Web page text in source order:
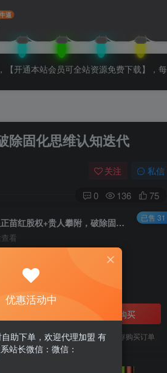
牛逼
开通本站会员可全站资源免费下载】，
除固化思维认知迭代
关注 私信
0 136 75
未来十年财富突围密码：根正苗红股权+贵人攀附，破除固化思维认知迭代
看
立即购买
当前未登录！建议登陆后购买，可保存购买订单
已售 31
优惠活动中
助下单，欢迎代理加盟 有
站长微信：微信：